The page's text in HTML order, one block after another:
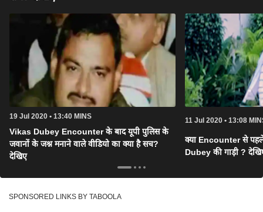
19 Jul 2020 • 13:40 MINS
Vikas Dubey Encounter के बाद यूपी पुलिस के
जवानों के जश्न मनाने वाले वीडियो का क्या है सच?
देखिए
11 Jul 2020 • 13:08
क्या Encounter से
Dubey की गाड़ी ?
SPONSORED LINKS BY TABOOLA